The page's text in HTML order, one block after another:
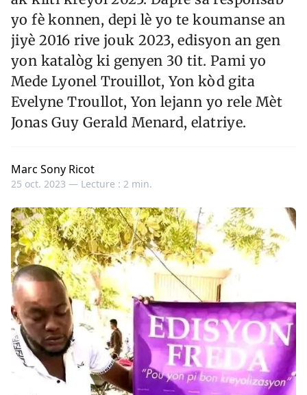
yo fè konnen, depi lè yo te koumanse an
jiyè 2016 rive jouk 2023, edisyon an gen
yon katalòg ki genyen 30 tit. Pami yo
Mede Lyonel Trouillot, Yon kòd gita
Evelyne Troullot, Yon lejann yo rele Mèt
Jonas Guy Gerald Menard, elatriye.
Marc Sony Ricot
25 oct. 2023 — Lecture : 2 min.